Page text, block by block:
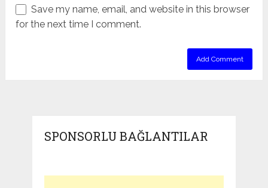
Save my name, email, and website in this browser
for the next time I comment.
SPONSORLU BAĞLANTILAR